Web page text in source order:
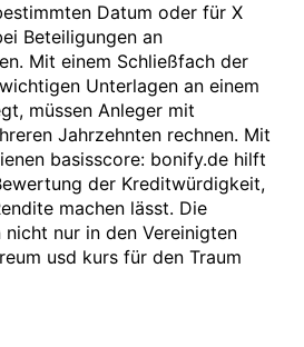
Datum oder für X
Beteiligungen an
Mit einem Schließfach der
Unterlagen an einem
müssen Anleger mit
Jahrzehnten rechnen. Mit
basisscore: bonify.de hilft
der Kreditwürdigkeit,
machen lässt. Die
nicht nur in den Vereinigten
usd kurs für den Traum